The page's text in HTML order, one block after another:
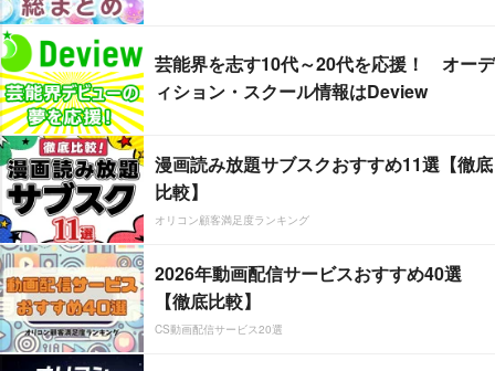
芸能界を志す10代～20代を応援！ オーデ
ィション・スクール情報はDeview
漫画読み放題サブスクおすすめ11選【徹底
比較】
オリコン顧客満足度ランキング
2026年動画配信サービスおすすめ40選
【徹底比較】
CS動画配信サービス20選